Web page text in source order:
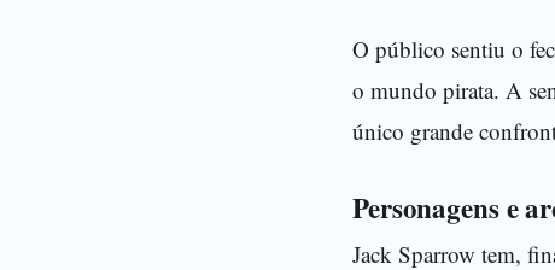
O público sentiu o
o mundo pirata. A
único grande
Personagens e
Jack Sparrow tem,